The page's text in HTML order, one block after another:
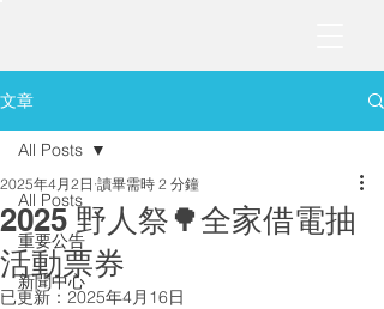
文章
All Posts
重要公告
新聞中心
All Posts
2025 野人祭🌳全家借電抽
活動票券
2025年4月2日 讀畢需時 2 分鐘
已更新： 2025年4月16日